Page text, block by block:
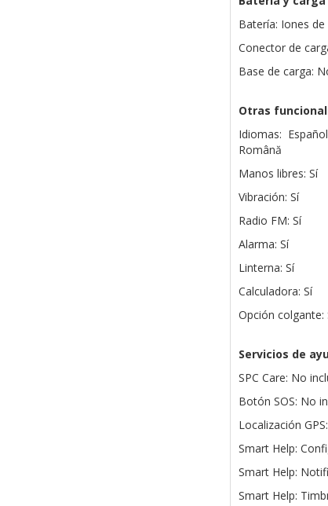
Batería: Iones
Conector de
Base de carga:
Otras
Idiomas:
Română
Manos libres: Sí
Vibración: Sí
Radio FM: Sí
Alarma: Sí
Linterna: Sí
Calculadora: Sí
Opción colgante:
Servicios de
SPC Care: No
Botón SOS: No
Localización
Smart Help:
Smart Help:
Smart Help: